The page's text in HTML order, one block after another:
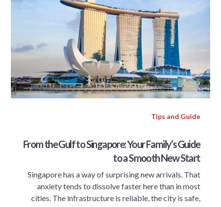
Tips and Guide
From the Gulf to Singapore: Your Family’s Guide
to a Smooth New Start
Singapore has a way of surprising new arrivals. That
anxiety tends to dissolve faster here than in most
cities. The infrastructure is reliable, the city is safe,